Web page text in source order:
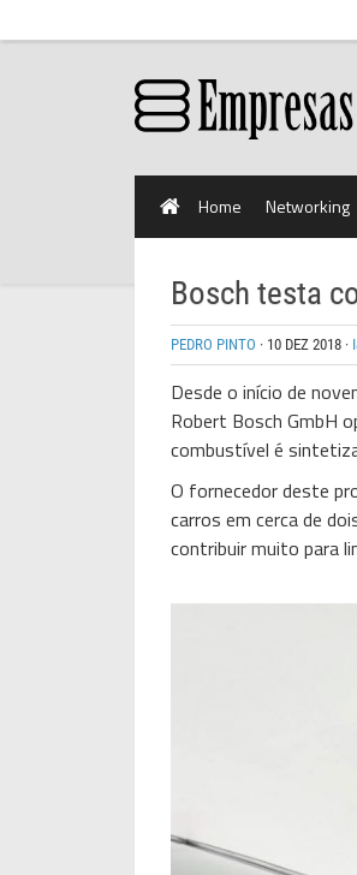
Home Networking
Bosch testa
PEDRO PINTO · 10 DEZ 2018 ·
Desde o início de
Robert Bosch GmbH
combustível é
O fornecedor deste
carros em cerca de
contribuir muito para